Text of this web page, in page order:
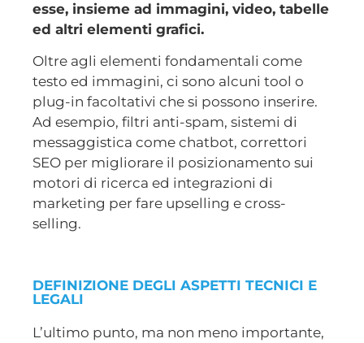
esse, insieme ad immagini, video, tabelle
ed altri elementi grafici.
Oltre agli elementi fondamentali come
testo ed immagini, ci sono alcuni tool o
plug-in facoltativi che si possono inserire.
Ad esempio, filtri anti-spam, sistemi di
messaggistica come chatbot, correttori
SEO per migliorare il posizionamento sui
motori di ricerca ed integrazioni di
marketing per fare upselling e cross-
selling.
DEFINIZIONE DEGLI ASPETTI TECNICI E
LEGALI
L’ultimo punto, ma non meno importante,